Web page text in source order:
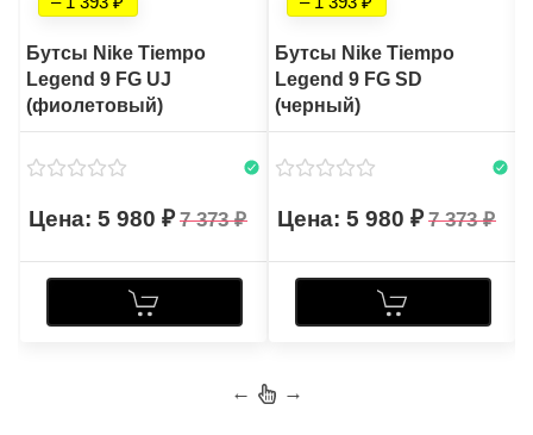
Бутсы Nike Tiempo
Legend 9 FG UJ
(фиолетовый)
5 980 7 373
Бутсы Nike Tiempo
Legend 9 FG SD
(черный)
5 980 7 373
← →